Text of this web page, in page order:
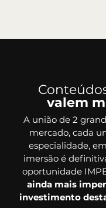
valem
A união de 2
mercado, cada
especialidade,
imersão é
oportunidade
ainda mais
investimento